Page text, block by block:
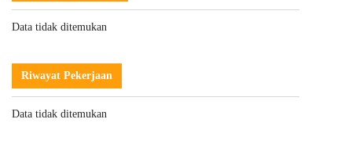
Data tidak ditemukan
Riwayat Pekerjaan
Data tidak ditemukan